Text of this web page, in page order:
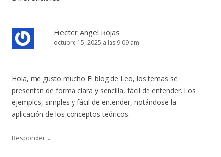
Hector Angel Rojas
octubre 15, 2025 a las 9:09 am
Hola, me gusto mucho El blog de Leo, los temas se
presentan de forma clara y sencilla, fácil de entender. Los
ejemplos, simples y fácil de entender, notándose la
aplicación de los conceptos teóricos.
Responder ↓